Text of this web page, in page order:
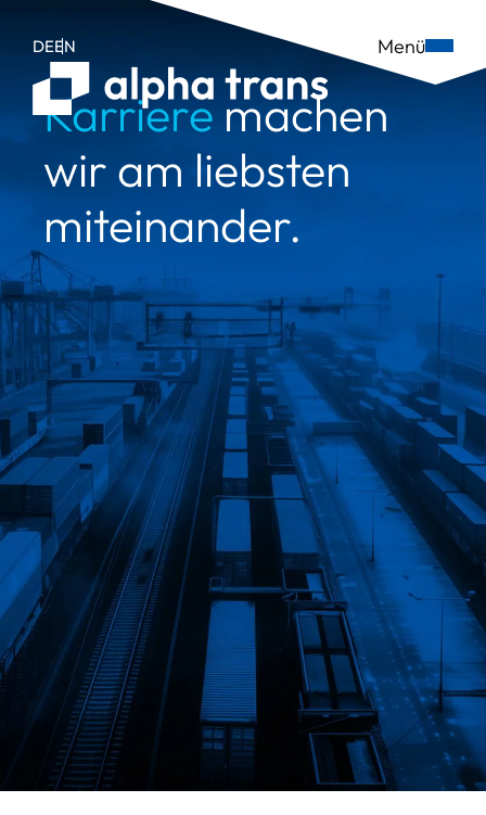
Menü
DEEN
Karrieremachen
wir am liebsten
miteinander.